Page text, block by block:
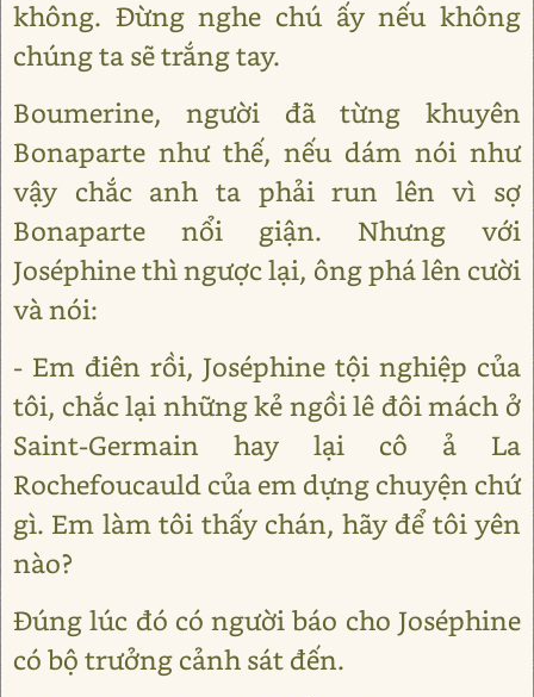
không. Đừng nghe chú ấy nếu không
chúng ta sẽ trắng tay.
Boumerine, người đã từng khuyên
Bonaparte như thế, nếu dám nói như
vậy chắc anh ta phải run lên vì sợ
Bonaparte nổi giận. Nhưng với
Joséphine thì ngược lại, ông phá lên cười
và nói:
- Em điên rồi, Joséphine tội nghiệp của
tôi, chắc lại những kẻ ngồi lê đôi mách ở
Saint-Germain hay lại cô ả La
Rochefoucauld của em dựng chuyện chứ
gì. Em làm tôi thấy chán, hãy để tôi yên
nào?
Đúng lúc đó có người báo cho Joséphine
có bộ trưởng cảnh sát đến.